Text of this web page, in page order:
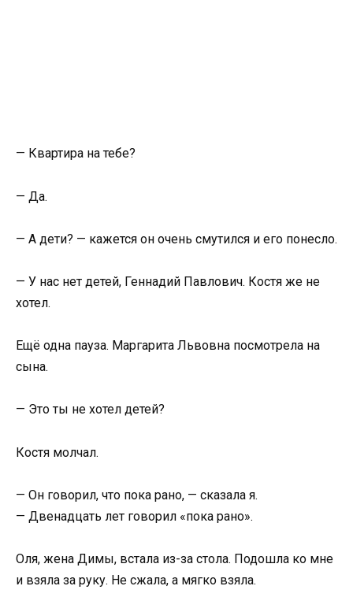
— Квартира на тебе?
— Да.
— А дети? — кажется он очень смутился и его понесло.
— У нас нет детей, Геннадий Павлович. Костя же не
хотел.
Ещё одна пауза. Маргарита Львовна посмотрела на
сына.
— Это ты не хотел детей?
Костя молчал.
— Он говорил, что пока рано, — сказала я.
— Двенадцать лет говорил «пока рано».
Оля, жена Димы, встала из-за стола. Подошла ко мне
и взяла за руку. Не сжала, а мягко взяла.